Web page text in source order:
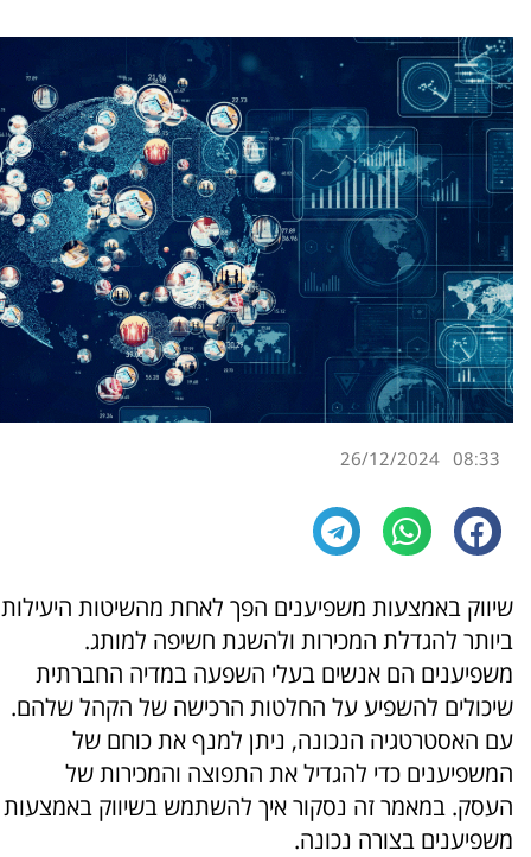
08:33
26/12/2024
שיווק באמצעות משפיענים הפך לאחת מהשיטות היעילות
ביותר להגדלת המכירות ולהשגת חשיפה למותג.
משפיענים הם אנשים בעלי השפעה במדיה החברתית
שיכולים להשפיע על החלטות הרכישה של הקהל שלהם.
עם האסטרטגיה הנכונה, ניתן למנף את כוחם של
המשפיענים כדי להגדיל את התפוצה והמכירות של
העסק. במאמר זה נסקור איך להשתמש בשיווק באמצעות
משפיענים בצורה נכונה.